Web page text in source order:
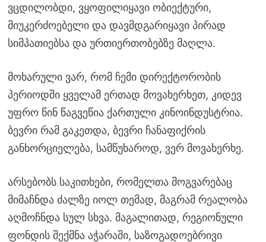
ვცდილობდი, ვყოფილიყავი ობიექტური,
მიუკერძოებელი და დავმდგარიყავი პირად
სიმპათიებსა და ურთიერთობებზე მაღლა.
მოხარული ვარ, რომ ჩემი დირექტორობის
პერიოდში ყველამ ერთად მოვახერხეთ, კიდევ
უფრო წინ წაგვეწია ქართული კინოინდუსტრია.
ბევრი რამ გაკეთდა, ბევრი ჩანაფიქრის
განხორციელება, სამწუხაროდ, ვერ მოვახერხე.
არსებობს საკითხები, რომელთა მოგვარებაც
მიმაჩნდა ძალზე იოლ თემად, მაგრამ რეალობა
აღმოჩნდა სულ სხვა. მაგალითად, რეგიონული
ფონდის შექმნა აჭარაში, საზოგადოებრივი